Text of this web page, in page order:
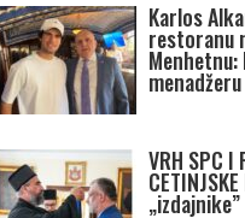
Karlos
restoranu
Menhetnu:
VRH SPC I